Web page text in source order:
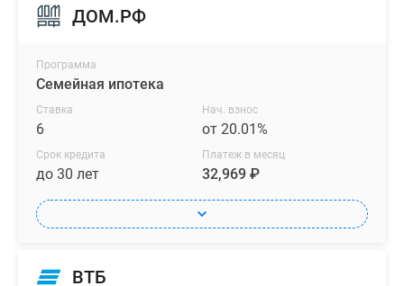
ДОМ.РФ
Программа
Семейная ипотека
Ставка
6
Нач. взнос
от 20.01%
Срок кредита
до 30 лет
Платеж в месяц
32,969 ₽
ВТБ